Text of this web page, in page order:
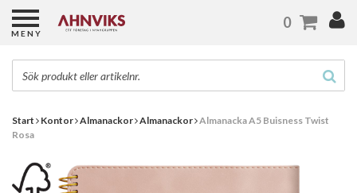
Start Kontor Almanackor Almanackor Almanacka A5 Buisness Twist
Rosa
MENY
0